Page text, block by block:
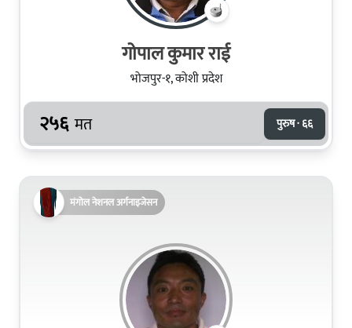
गोपाल कुमार राई
भोजपुर-१, कोशी प्रदेश
२५६ मत पुरुष · ६६
मंगोल नेशनल अर्गनाइजेसन